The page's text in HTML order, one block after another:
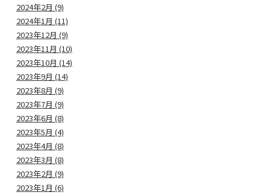
2024年2月 (9)
2024年1月 (11)
2023年12月 (9)
2023年11月 (10)
2023年10月 (14)
2023年9月 (14)
2023年8月 (9)
2023年7月 (9)
2023年6月 (8)
2023年5月 (4)
2023年4月 (8)
2023年3月 (8)
2023年2月 (9)
2023年1月 (6)